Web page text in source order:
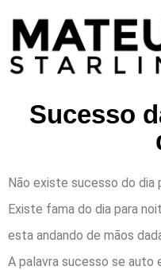
Sucesso
Não existe sucesso do dia
Existe fama do dia para
esta andando de mãos
A palavra sucesso se auto